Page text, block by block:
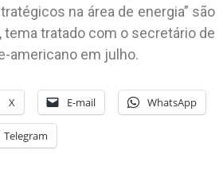
na área de energia” são
tratado com o secretário de
americano em julho.
X E-mail WhatsApp
Telegram